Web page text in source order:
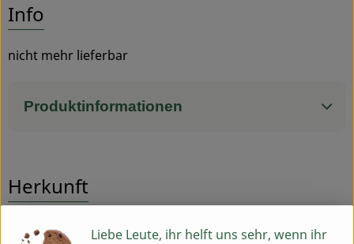
Service
Info
nicht mehr lieferbar
Produktinformationen
Herkunft
Hersteller: BINLiebe Leute, ihr helft uns sehr, wenn ihr